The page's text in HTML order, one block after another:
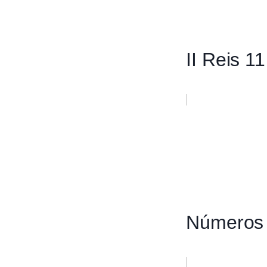
II Reis 11